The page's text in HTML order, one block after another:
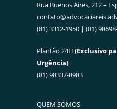
Rua Buenos Aires, 212 –
(81) 3312-1950 | (81)
Plantão 24H (Exclusivo
Urgência)
(81) 98337-8983
QUEM SOMOS